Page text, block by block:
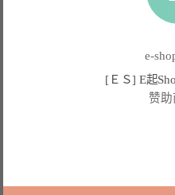
e-
[ＥＳ] E起
赞助